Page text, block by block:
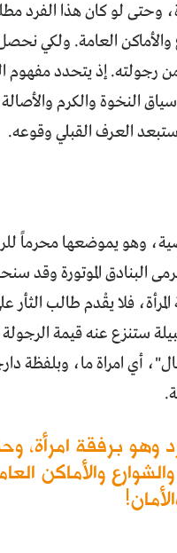
وحتى لو كان هذا الفرد
والأماكن العامة. ولكي
رجولته. إذ يتحدد مفهوم
النخوة والكرم والأصالة
العرف القبلي وقوعه.
وهو يموضعها محرماً
البنادق الموتورة وقد
فلا يقْدم طالب الثأر
ستنزع عنه قيمة
أي امراة ما، وبلفظة
وهو برفقة امرأة،
والأماكن